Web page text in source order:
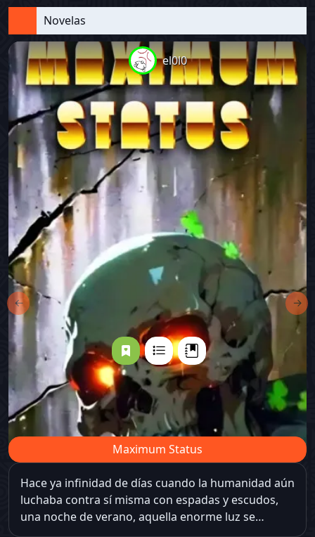
de un gremio de aventureros, vive una vida sin
incidentes hasta que un pequeño acontecimiento
cambia su realidad para siempre.
Novelas
←
el0l0
Maximum Status
Hace ya infinidad de días cuando la humanidad aún
luchaba contra sí misma con espadas y escudos,
una noche de verano, aquella enorme luz se
apoderó en el cielo nocturno y con ella surgieron
→